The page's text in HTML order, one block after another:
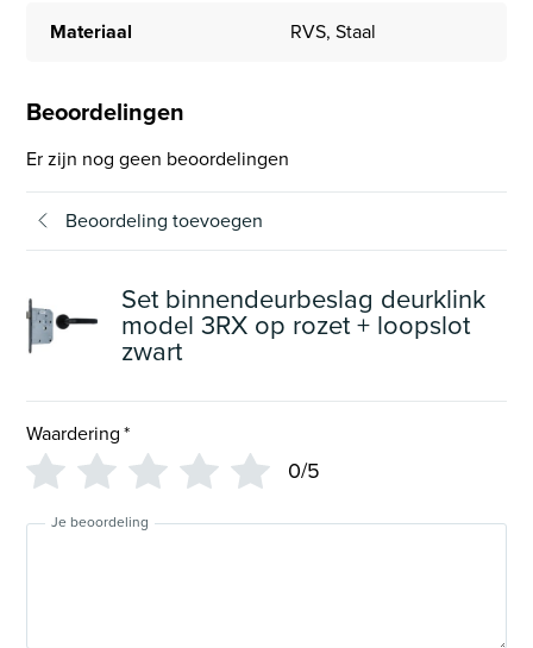
Materiaal RVS, Staal
Beoordelingen
Er zijn nog geen beoordelingen
Beoordeling toevoegen
Set binnendeurbeslag deurklink
model 3RX op rozet + loopslot
zwart
Waardering*
0/5
Je beoordeling